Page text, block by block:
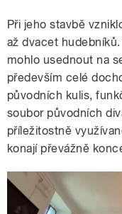
Při jeho stavbě
až dvacet
mohlo usednout na
především celé
původních kulis,
soubor původních
příležitostně
konají převážně